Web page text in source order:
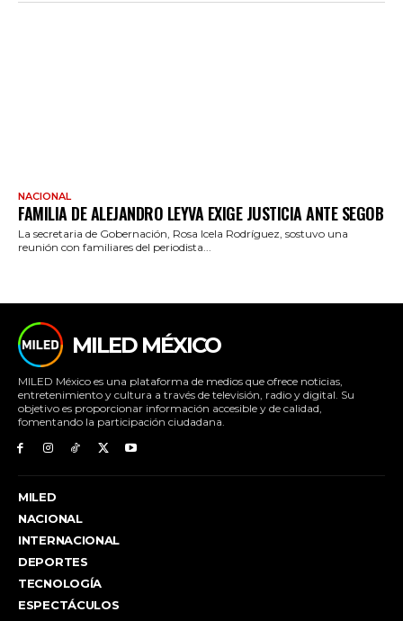
NACIONAL
FAMILIA DE ALEJANDRO LEYVA EXIGE JUSTICIA ANTE SEGOB
La secretaria de Gobernación, Rosa Icela Rodríguez, sostuvo una
reunión con familiares del periodista...
MILED MÉXICO
MILED México es una plataforma de medios que ofrece noticias,
entretenimiento y cultura a través de televisión, radio y digital. Su
objetivo es proporcionar información accesible y de calidad,
fomentando la participación ciudadana.
MILED
NACIONAL
INTERNACIONAL
DEPORTES
TECNOLOGÍA
ESPECTÁCULOS